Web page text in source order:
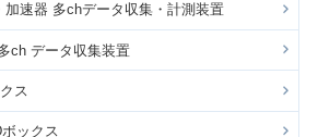
加速器 多chデータ収集・計測装置
ch データ収集装置
ス
ックス